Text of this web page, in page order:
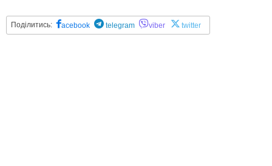
Поділитись: acebook telegram viber twitter